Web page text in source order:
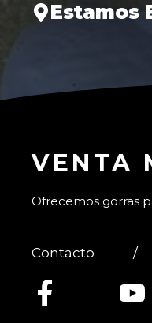
Estamos
VENTA
Ofrecemos gorras
Contacto /